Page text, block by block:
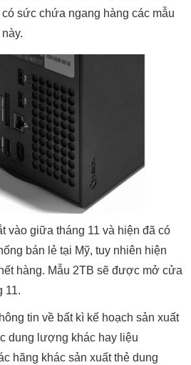
sức chứa ngang hàng các mẫu
vào giữa tháng 11 và hiện đã có
bán lẻ tại Mỹ, tuy nhiên hiện
hàng. Mẫu 2TB sẽ được mở cửa
11.
tin về bất kì kế hoạch sản xuất
dung lượng khác hay liệu
hãng khác sản xuất thẻ dung